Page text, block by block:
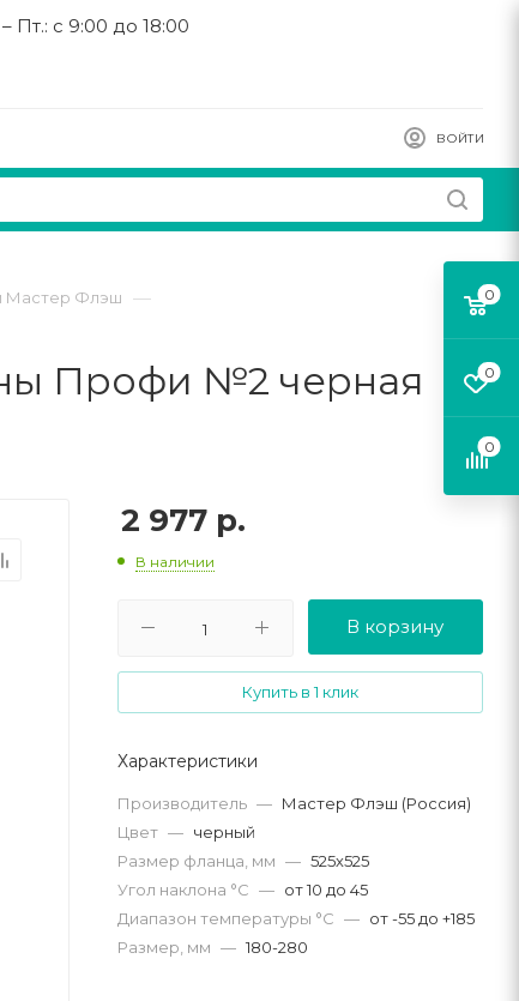
Пт.: с 9:00 до 18:00
ВОЙТИ
Мастер Флэш —
Профи №2 черная
2 977 р.
В наличии
В корзину
Купить в 1 клик
Характеристики
Производитель — Мастер Флэш (Россия)
Цвет — черный
Размер фланца, мм — 525х525
Угол наклона °C — от 10 до 45
Диапазон температуры °C — от -55 до +185
Размер, мм — 180-280
0
0
0